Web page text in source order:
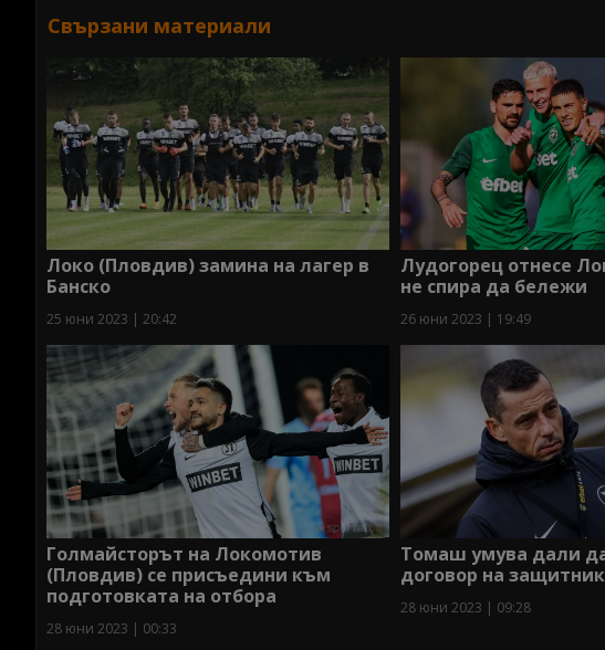
Свързани материали
Локо (Пловдив) замина на лагер в
Банско
25 юни 2023 | 20:42
Лудогорец отнесе
не спира да бележи
26 юни 2023 | 19:49
Голмайсторът на Локомотив
(Пловдив) се присъедини към
подготовката на отбора
28 юни 2023 | 00:33
Томаш умува дали
договор на защитник
28 юни 2023 | 09:28